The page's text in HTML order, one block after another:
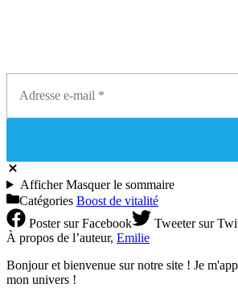
AfficherMasquerle sommaire
Catégories Boost de vitalité
Postersur Facebook Tweetersur
À propos de l’auteur, Emilie
Bonjour et bienvenue sur notre site ! Je
mon univers !